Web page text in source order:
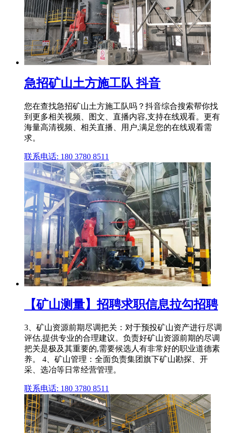
急招矿山土方施工队 抖音
您在查找急招矿山土方施工队吗？抖音综合搜索帮你找
到更多相关视频、图文、直播内容,支持在线观看。更有
海量高清视频、相关直播、用户,满足您的在线观看需
求。
联系电话: 180 3780 8511
【矿山测量】招聘求职信息拉勾招聘
3、矿山资源前期尽调把关：对于预投矿山资产进行尽调
评估,提供专业的合理建议。负责好矿山资源前期的尽调
把关是极及其重要的,需要候选人有非常好的职业道德素
养。 4、矿山管理：全面负责集团旗下矿山勘探、开
采、选冶等日常经营管理。
联系电话: 180 3780 8511